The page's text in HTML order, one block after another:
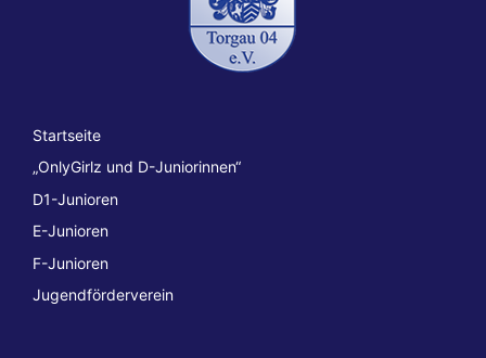
Startseite
„OnlyGirlz und D-Juniorinnen“
D1-Junioren
E-Junioren
F-Junioren
Jugendförderverein